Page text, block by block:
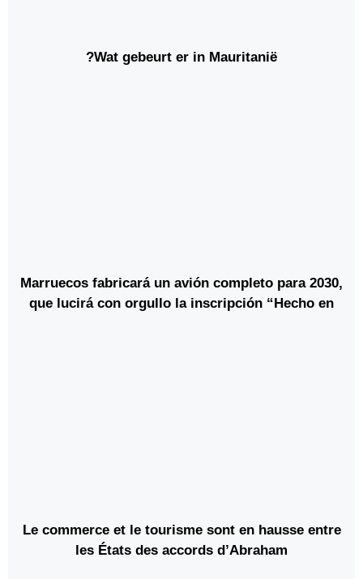
Wat gebeurt er in Mauritanië?
Marruecos fabricará un avión completo para 2030,
que lucirá con orgullo la inscripción “Hecho en
Le commerce et le tourisme sont en hausse entre
les États des accords d’Abraham